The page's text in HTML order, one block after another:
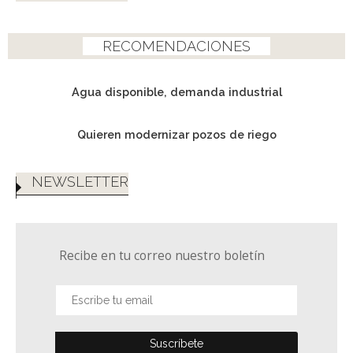
RECOMENDACIONES
Agua disponible, demanda industrial
Quieren modernizar pozos de riego
NEWSLETTER
Recibe en tu correo nuestro boletín